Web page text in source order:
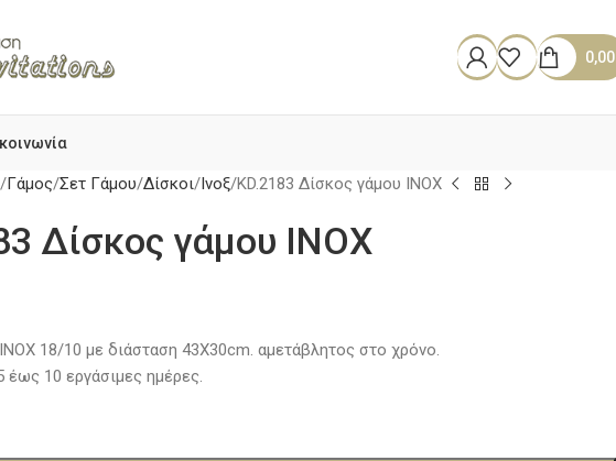
Γάμος Σετ Γάμου Δίσκοι Ινοξ KD.2183 Δίσκος γάμου ΙΝΟΧ
Δίσκος γάμου ΙΝΟΧ
18/10 με διάσταση 43Χ30cm. αμετάβλητος στο χρόνο.
10 εργάσιμες ημέρες.